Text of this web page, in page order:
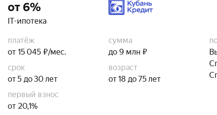
от 6%
IT-ипотека
платёж
от 15 045 ₽/мес.
сумма
до 9 млн ₽
срок
от 5 до 30 лет
возраст
от 18 до 75 лет
первый взнос
от 20,1%